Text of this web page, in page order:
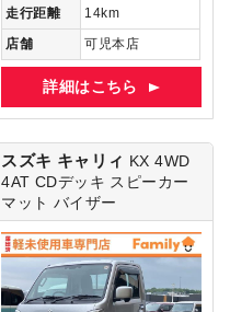
走行距離
14km
店舗
可児本店
詳細はこちら
スズキ キャリィ KX 4WD
4AT CDデッキ スピーカー
マット バイザー